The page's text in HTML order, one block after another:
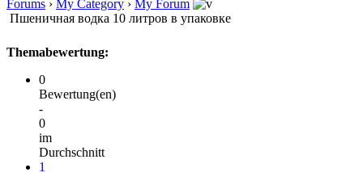
Forums › My Category › My Forum
Пшеничная водка 10 литров в упаковке
Themabewertung:
0
Bewertung(en)
-
0
im
Durchschnitt
1